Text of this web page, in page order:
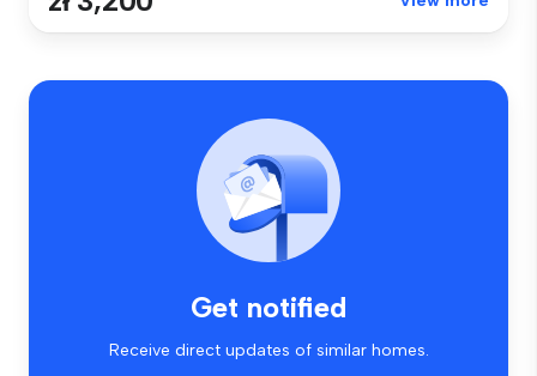
Get notified
Receive direct updates of similar homes.